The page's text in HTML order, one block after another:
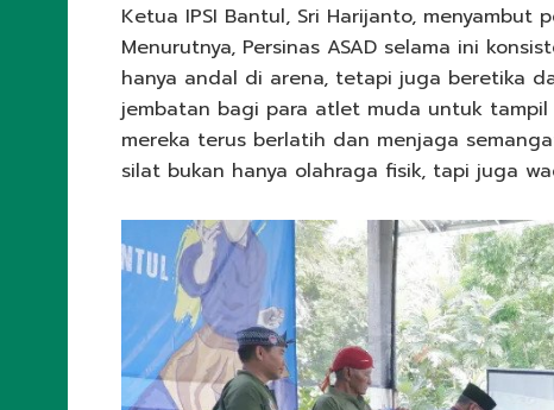
Ketua IPSI Bantul, Sri Harijanto,
Menurutnya, Persinas ASAD selama ini
hanya andal di arena, tetapi juga beretika
jembatan bagi para atlet muda untuk
mereka terus berlatih dan menjaga
silat bukan hanya olahraga fisik, tapi juga